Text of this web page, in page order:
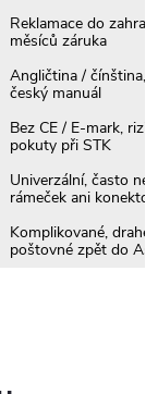
Reklamace do
měsíců záruka
Angličtina / čínština,
český manuál
Bez CE / E-mark,
pokuty při STK
Univerzální, často
rámeček ani konektor
Komplikované, drahé
poštovné zpět do